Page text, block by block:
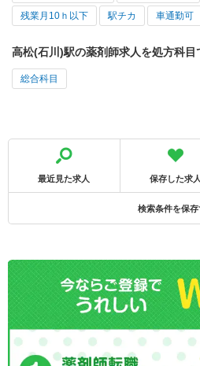
残業月10ｈ以下 駅チカ 車通勤可
高松(石川)駅の薬剤師求人を処方科目
総合科目
最近見た求人 保存した求人
検索条件を保存